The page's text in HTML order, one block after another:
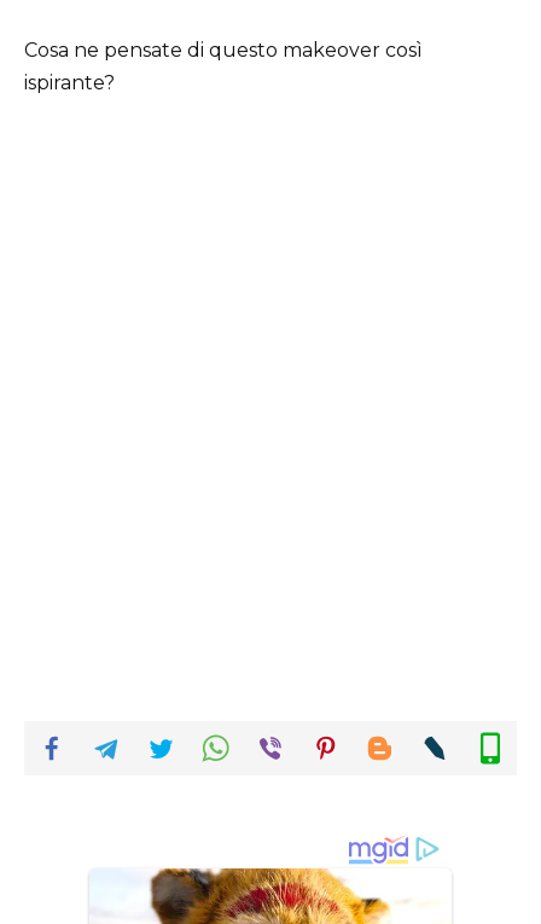
Cosa ne pensate di questo makeover così
ispirante?